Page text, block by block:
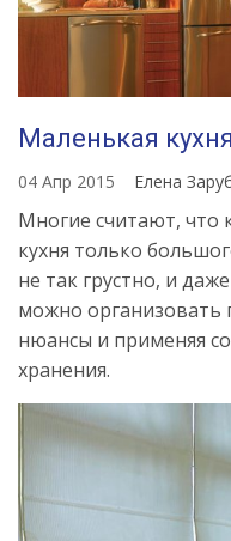
Маленькая
04 Апр 2015 Елена
Многие считают,
кухня только
не так грустно, и
можно организовать
нюансы и применяя
хранения.